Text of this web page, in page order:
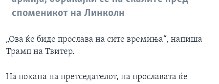
споменикот на Линколн
„Ова ќе биде прослава на сите времиња“, напиша
Трамп на Твитер.
На покана на претседателот, на прославата ќе